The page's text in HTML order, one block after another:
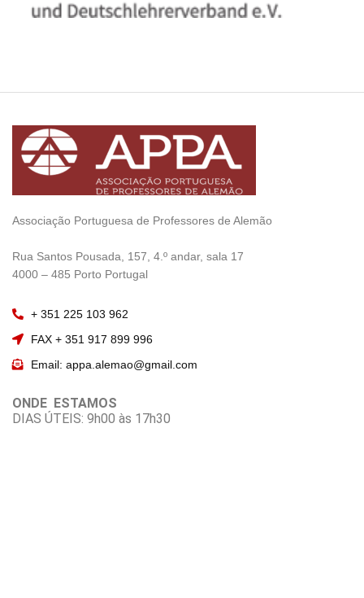
Associação Portuguesa de Professores de Alemão
Rua Santos Pousada, 157, 4.º andar, sala 17
4000 – 485 Porto Portugal
+ 351 225 103 962
FAX + 351 917 899 996
Email: appa.alemao@gmail.com
ONDE ESTAMOS
DIAS ÚTEIS: 9h00 às 17h30